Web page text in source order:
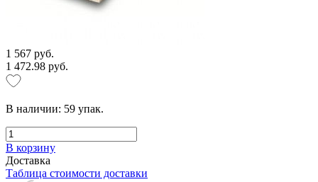
1 567 руб.
1 472.98 руб.
В наличии: 59 упак.
В корзину
Доставка
Таблица стоимости доставки